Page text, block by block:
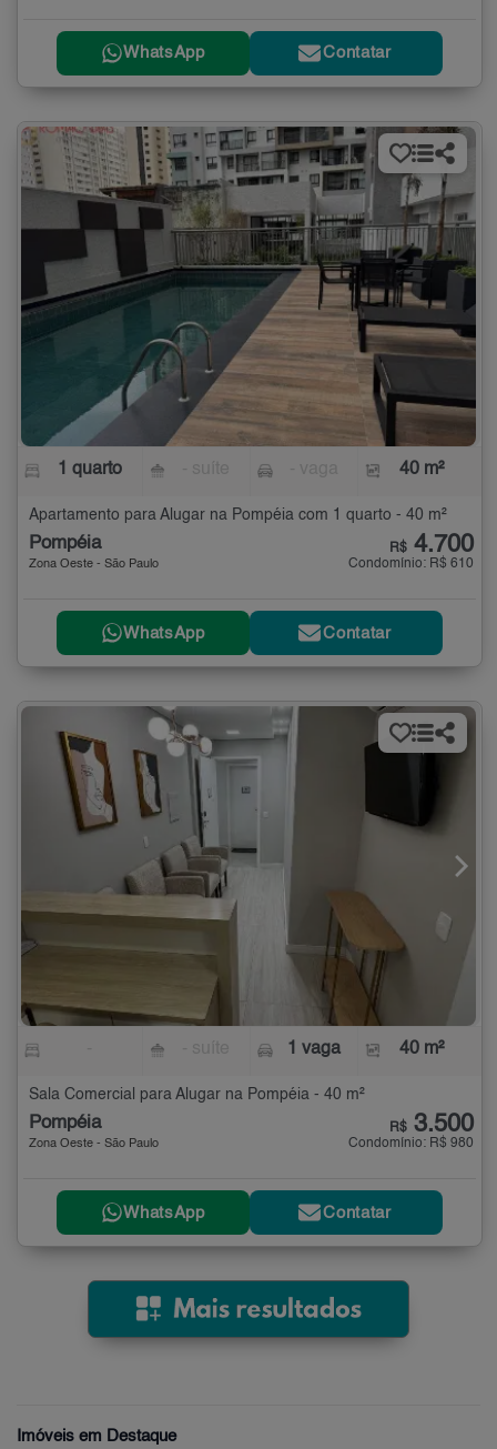
WhatsApp Contatar
1 quarto 40 m²
Apartamento para Alugar na Pompéia com 1 quarto - 40 m²
Pompéia
Zona Oeste - São Paulo
R$ 4.700
Condomínio: R$ 610
WhatsApp Contatar
1 vaga 40 m²
Sala Comercial para Alugar na Pompéia - 40 m²
Pompéia
Zona Oeste - São Paulo
R$ 3.500
Condomínio: R$ 980
WhatsApp Contatar
Imóveis em Destaque